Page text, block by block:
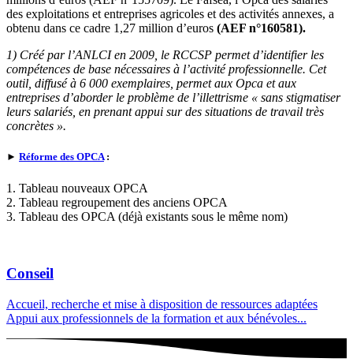
des exploitations et entreprises agricoles et des activités annexes, a
obtenu dans ce cadre 1,27 million d’euros (AEF n°160581).
1) Créé par l’ANLCI en 2009, le RCCSP permet d’identifier les
compétences de base nécessaires à l’activité professionnelle. Cet
outil, diffusé à 6 000 exemplaires, permet aux Opca et aux
entreprises d’aborder le problème de l’illettrisme « sans stigmatiser
leurs salariés, en prenant appui sur des situations de travail très
concrètes ».
► Réforme des OPCA:
1. Tableau nouveaux OPCA
2. Tableau regroupement des anciens OPCA
3. Tableau des OPCA (déjà existants sous le même nom)
Conseil
Accueil, recherche et mise à disposition de ressources adaptées
Appui aux professionnels de la formation et aux bénévoles...